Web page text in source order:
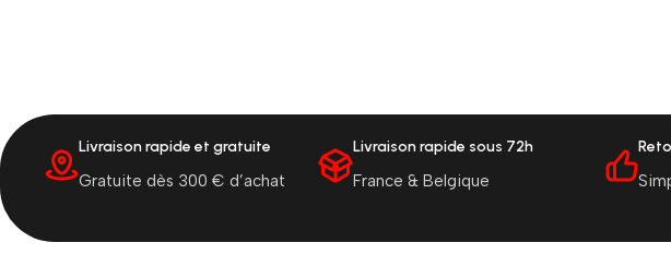
Livraison rapide et gratuite
Gratuite dès 300 € d’achat
Livraison rapide sous 72h
France & Belgique